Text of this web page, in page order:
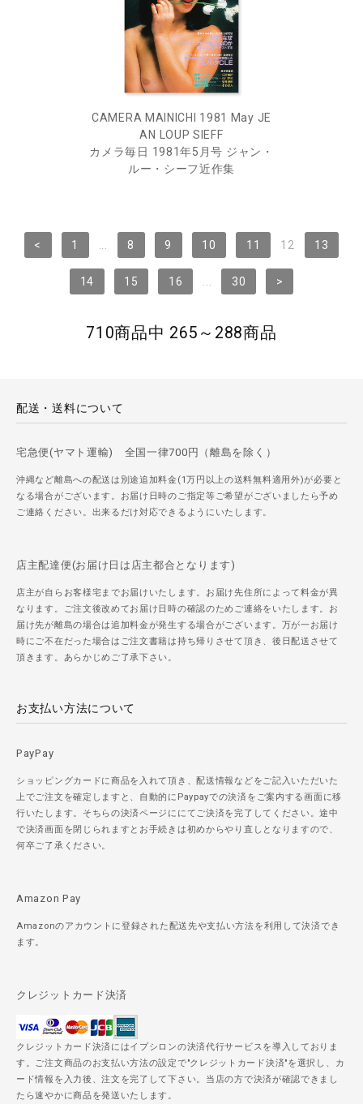
CAMERA MAINICHI 1981 May JE
AN LOUP SIEFF
カメラ毎日 1981年5月号 ジャン・
ルー・シーフ近作集
< 1 8 9 10 11 12 13
14 15 16 30 >
710商品中 265～288商品
配送・送料について
宅急便(ヤマト運輸) 全国一律700円（離島を除く）
沖縄など離島への配送は別途追加料金(1万円以上の送料無料適用外)が必要と
なる場合がございます。お届け日時のご指定等ご希望がございましたら予め
ご連絡ください。出来るだけ対応できるようにいたします。
店主配達便(お届け日は店主都合となります)
店主が自らお客様宅までお届けいたします。お届け先住所によって料金が異
なります。ご注文後改めてお届け日時の確認のためご連絡をいたします。お
届け先が離島の場合は追加料金が発生する場合がございます。万が一お届け
時にご不在だった場合はご注文書籍は持ち帰りさせて頂き、後日配送させて
頂きます。あらかじめご了承下さい。
お支払い方法について
PayPay
ショッピングカードに商品を入れて頂き、配送情報などをご記入いただいた
上でご注文を確定しますと、自動的にPaypayでの決済をご案内する画面に移
行いたします。そちらの決済ページににてご決済を完了してください。途中
で決済画面を閉じられますとお手続きは初めからやり直しとなりますので、
何卒ご了承ください。
Amazon Pay
Amazonのアカウントに登録された配送先や支払い方法を利用して決済でき
ます。
クレジットカード決済
クレジットカード決済にはイプシロンの決済代行サービスを導入しておりま
す。ご注文商品のお支払い方法の設定で"クレジットカード決済"を選択し、カ
ード情報を入力後、注文を完了して下さい。当店の方で決済が確認できまし
たら速やかに商品を発送いたします。